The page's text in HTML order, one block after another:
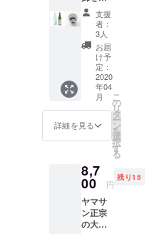
詳細 原
材料
名：清
酒、出
雲産の
梅、氷
砂糖 エ
キス
分：
内容
量：
コール
度数：
11度 ※
おちょ
この画
像はイ
ランド
ページ
にお名
前を掲
載 ・お
礼の
メッ
セージ
※おちょ
像はイ
メージ
ターン
には含
まれま
せん。
■ヤマサ
ン正宗
米大吟
醸 原酒
720ml
１本
【山田
錦】火
入れ ・
希望の
方は商
品ブラ
ンド
載 ・お
礼の
セージ
※おちょ
この画
料込み
です。
＜リ
ターン
詳細＞
・「う
さぎ
雲」
720ml 2
本（化
粧箱
方は商
品ブラ
ンド
ページ
にお名
前を掲
5％まで
磨き丁
寧に仕
上げ、
さらに
醪が
入った
酒袋を
吊るし
て、１
滴ずつ
丁寧に
抽出し
田本店
自慢の
大吟醸
斗瓶囲
い 原酒
（720m
支援
者：
3人
お届
け予
定：
2020
年04
月
詳細を見る
こ
の
リ
タ
ー
ン
を
選
択
す
る
8,7
00 円
残り15
ヤマサ
ン正宗
の大吟